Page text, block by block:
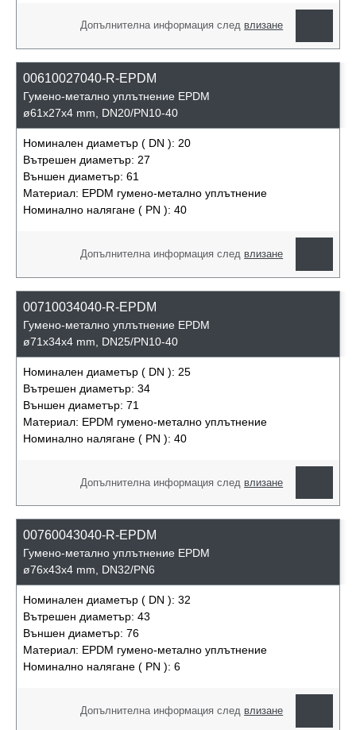
Допълнителна информация след влизане
00610027040-R-EPDM
Гумено-метално уплътнение EPDM
ø61x27x4 mm, DN20/PN10-40
Номинален диаметър ( DN ): 20
Вътрешен диаметър: 27
Външен диаметър: 61
Материал: EPDM гумено-метално уплътнение
Номинално налягане ( PN ): 40
Допълнителна информация след влизане
00710034040-R-EPDM
Гумено-метално уплътнение EPDM
ø71x34x4 mm, DN25/PN10-40
Номинален диаметър ( DN ): 25
Вътрешен диаметър: 34
Външен диаметър: 71
Материал: EPDM гумено-метално уплътнение
Номинално налягане ( PN ): 40
Допълнителна информация след влизане
00760043040-R-EPDM
Гумено-метално уплътнение EPDM
ø76x43x4 mm, DN32/PN6
Номинален диаметър ( DN ): 32
Вътрешен диаметър: 43
Външен диаметър: 76
Материал: EPDM гумено-метално уплътнение
Номинално налягане ( PN ): 6
Допълнителна информация след влизане